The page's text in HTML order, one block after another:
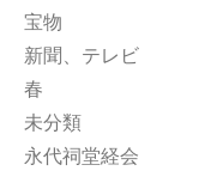
宝物
新聞、テレビ
春
未分類
永代祠堂経会